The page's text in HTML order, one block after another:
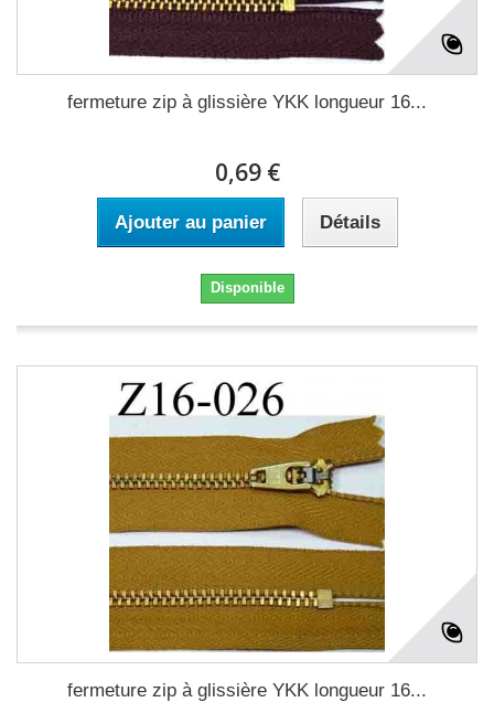
fermeture zip à glissière YKK longueur 16...
0,69 €
Ajouter au panier Détails
Disponible
fermeture zip à glissière YKK longueur 16...